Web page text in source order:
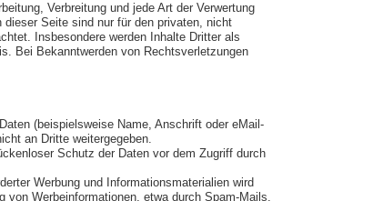
Verbreitung und jede Art der Verwertung
Seite sind nur für den privaten, nicht
Insbesondere werden Inhalte Dritter als
Bei Bekanntwerden von Rechtsverletzungen
(beispielsweise Name, Anschrift oder eMail-
an Dritte weitergegeben.
Schutz der Daten vor dem Zugriff durch
Werbung und Informationsmaterialien wird
Werbeinformationen, etwa durch Spam-Mails,